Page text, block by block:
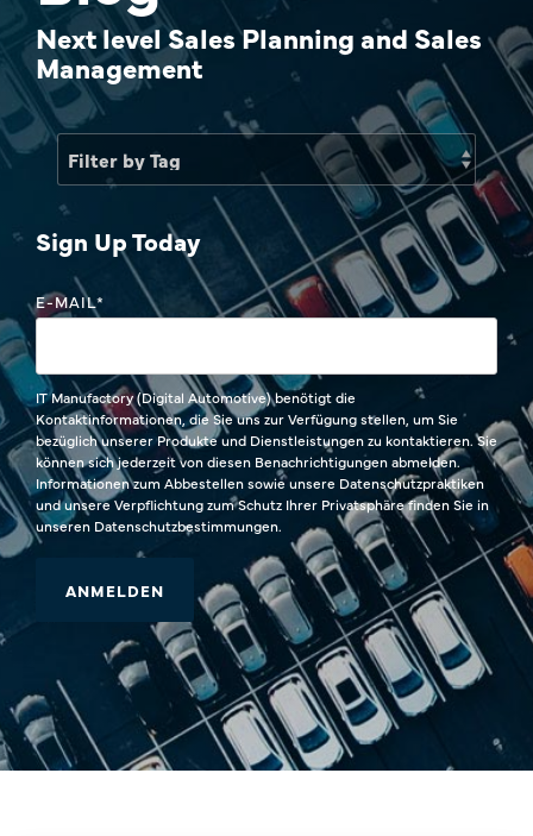
Price
Customer
Goals
Task
Sales Success Blog
Sales Check
Systemvergleich
FAQ
Next level Sales Planning and Sales
Management
Sign Up Today
E-MAIL*
IT Manufactory (Digital Automotive) benötigt die
Kontaktinformationen, die Sie uns zur Verfügung stellen, um Sie
bezüglich unserer Produkte und Dienstleistungen zu kontaktieren. Sie
können sich jederzeit von diesen Benachrichtigungen abmelden.
Informationen zum Abbestellen sowie unsere Datenschutzpraktiken
und unsere Verpflichtung zum Schutz Ihrer Privatsphäre finden Sie in
unseren Datenschutzbestimmungen.